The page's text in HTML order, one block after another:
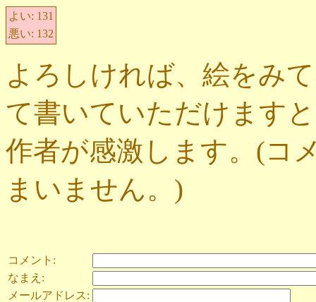
よい: 131
悪い: 132
よろしければ、絵をみ
て書いていただけます
作者が感激します。(コ
まいません。)
コメント:
なまえ:
メールアドレス: